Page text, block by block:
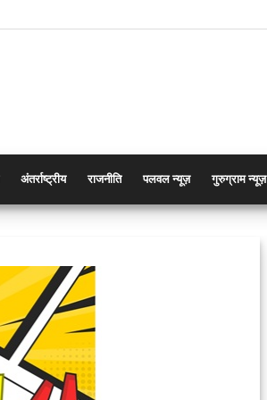
अंतर्राष्ट्रीय राजनीति पलवल न्यूज़ गुरुग्राम न्यूज़